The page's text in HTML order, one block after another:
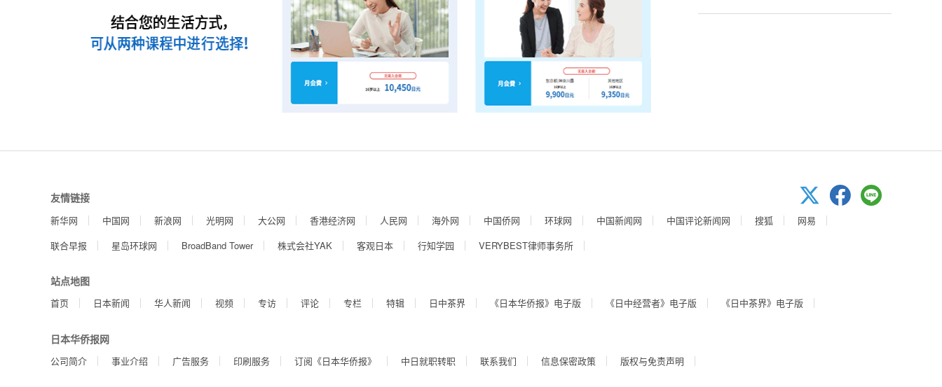
友情链接
新华网 中国网 新浪网 光明网 大公网 香港经济网 人民网 海外网 中国侨网 环球网 中国新闻网 中国评论新闻网 搜狐
网易
联合早报
星岛环球网 BroadBand Tower 株式会社YAK 客观日本 行知学园 VERYBEST律师事务所
站点地图
首页 日本新闻 华人新闻 视频 专访 评论 专栏 特辑 日中茶界 《日本华侨报》电子版 《日中经营者》电子版 《日中茶界》电子版
日本华侨报网
公司简介 事业介绍 广告服务 印刷服务 订阅《日本华侨报》 中日就职转职 联系我们 信息保密政策 版权与免责声明